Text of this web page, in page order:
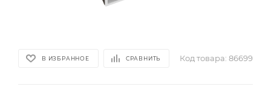
В ИЗБРАННОЕ СРАВНИТЬ Код товара: 86699